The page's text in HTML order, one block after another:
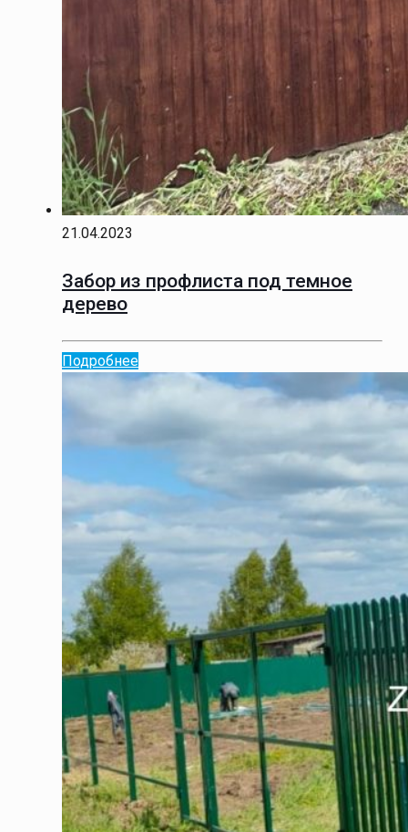
21.04.2023
Забор из профлиста под темное
дерево
Подробнее